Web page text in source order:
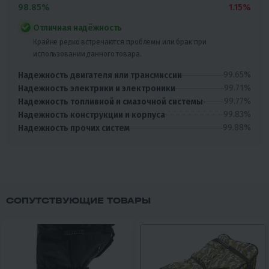
98.85% 1.15%
Отличная надёжность
Крайне редко встречаются проблемы или брак при
использовании данного товара.
Надежность двигателя или трансмиссии
99.65%
Надежность электрики и электроники
99.71%
Надежность топливной и смазочной системы
99.77%
Надежность конструкции и корпуса
99.83%
Надежность прочих систем
99.88%
СОПУТСТВУЮЩИЕ ТОВАРЫ